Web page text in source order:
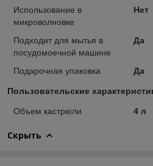
Использование в
микроволновке
Нет
Подходит для мытья в
посудомоечной машине
Да
Подарочная упаковка Да
Пользовательские
Объем кастрюли 4 л
Скрыть